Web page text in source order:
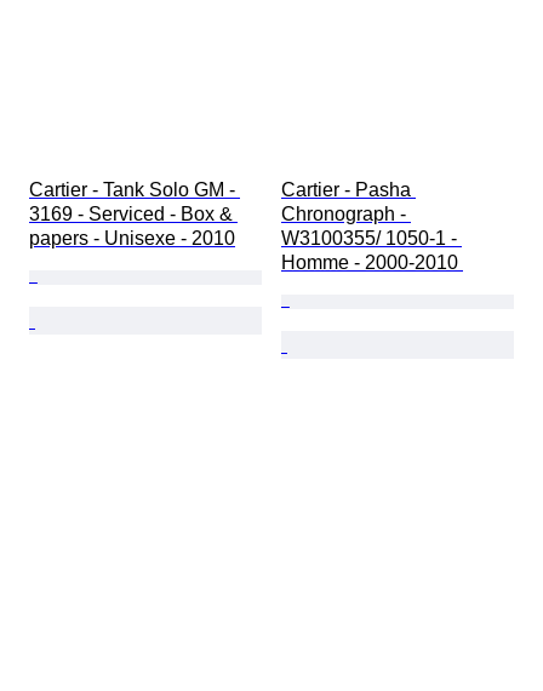
Cartier - Tank Solo GM -
3169 - Serviced - Box &
papers - Unisexe - 2010
Cartier - Pasha
Chronograph -
W3100355/ 1050-1 -
Homme - 2000-2010